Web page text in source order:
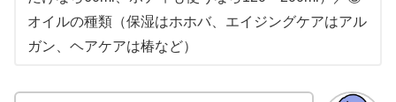
オイルの種類（保湿はホホバ、エイジングケアはアル
ガン、ヘアケアは椿など）